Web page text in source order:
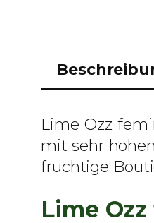
Lime Ozz
mit sehr
fruchtige
Lime